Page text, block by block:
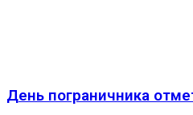
День пограничника